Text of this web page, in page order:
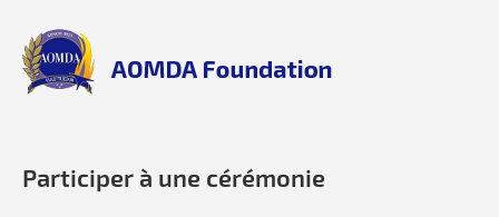
aomda_logo.png
Participer à une cérémonie